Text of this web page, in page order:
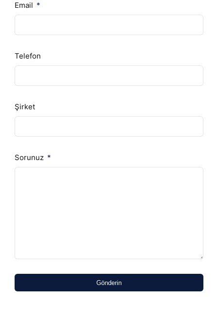
Email
Telefon
Şirket
Sorunuz
Gönderin